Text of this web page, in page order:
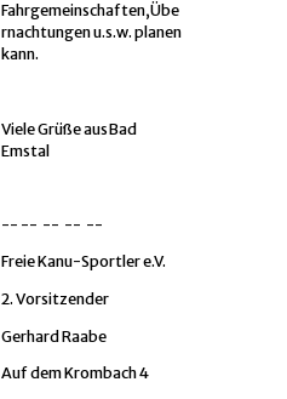
Fahrgemeinschaften,Übe
rnachtungen u.s.w. planen
kann.
Viele Grüße ausBad
Emstal
-- -- -- -- --
Freie Kanu-Sportler e.V.
2. Vorsitzender
Gerhard Raabe
Auf dem Krombach 4